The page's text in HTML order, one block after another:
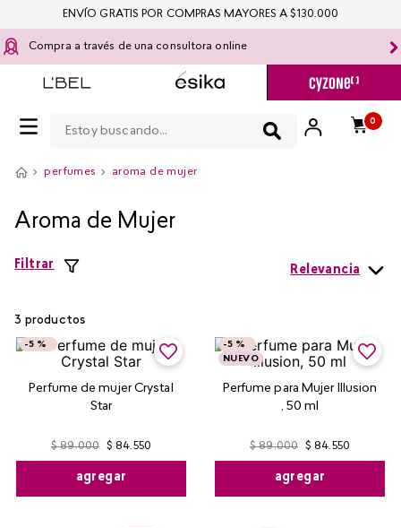
Compra a través de una consultora online
0
ENVÍO GRATIS POR COMPRAS MAYORES A $130.000
perfumes aroma de mujer
Aroma de Mujer
Filtrar Relevancia
3 productos
Perfume de mujer Crystal
Star
-5 %
$ 89.000 $ 84.550
agregar
Perfume para Mujer Illusion​
, 50 ml
-5 %
NUEVO
$ 89.000 $ 84.550
agregar